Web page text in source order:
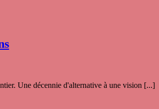
Une décennie d'alternative à une vision [...]